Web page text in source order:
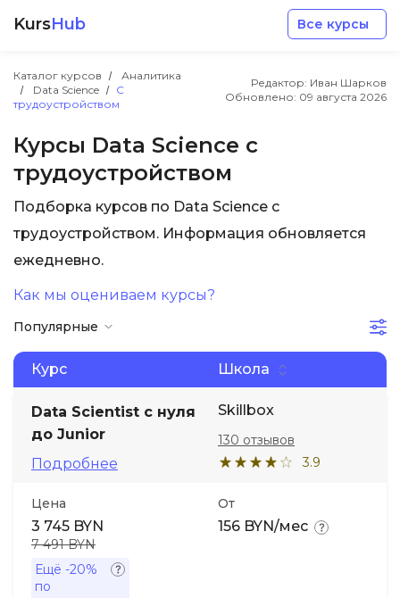
KursHub Все курсы
Каталог курсов
Аналитика
Data Science
С
трудоустройством
Редактор: Иван Шарков
Обновлено: 09 августа 2026
Курсы Data Science с
трудоустройством
Подборка курсов по Data Science с
трудоустройством. Информация обновляется
ежедневно.
Как мы оцениваем курсы?
Популярные
Курс Школа
Data Scientist с нуля
до Junior
Подробнее
Skillbox
3.9
130 отзывов
Цена
3 745 BYN
7 491 BYN
Ещё -20%
по
От
156 BYN/мес
Маркетинг
Дизайн
Менеджмент
Иностранные языки
ДПО
Детям